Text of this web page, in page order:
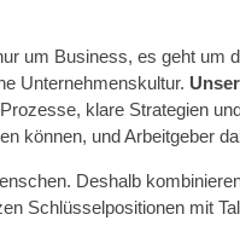
um Business, es geht um
Unternehmenskultur.
klare Strategien
können, und Arbeitgeber
Deshalb
Schlüsselpositionen mit